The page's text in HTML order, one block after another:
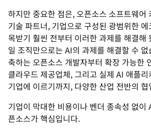
하지만 중요한 점은, 오픈소스 소프트웨어
기술 파트너, 기업으로 구성된 광범위한
목받기 훨씬 전부터 이러한 과제를 해결해
일 조직만으로는 AI의 과제를 해결할 수
축하는 오픈소스 개발자부터 확장 가능한
클라우드 제공업체, 그리고 실제 AI 애플
기업에 이르기까지, 다양한 산업 전반의
기업이 막대한 비용이나 벤더 종속성 없이
픈소스가 핵심입니다.